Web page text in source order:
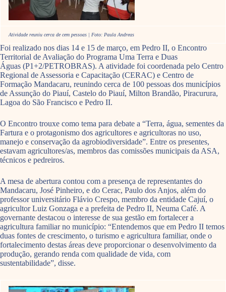
Atividade reuniu cerca de cem pessoas | Foto: Paula Andreas
Foi realizado nos dias 14 e 15 de março, em Pedro II, o Encontro
Territorial de Avaliação do Programa Uma Terra e Duas
Águas (P1+2/PETROBRAS). A atividade foi coordenada pelo Centro
Regional de Assessoria e Capacitação (CERAC) e Centro de
Formação Mandacaru, reunindo cerca de 100 pessoas dos municípios
de Assunção do Piauí, Castelo do Piauí, Milton Brandão, Piracurura,
Lagoa do São Francisco e Pedro II.
O Encontro trouxe como tema para debate a “Terra, água, sementes da
Fartura e o protagonismo dos agricultores e agricultoras no uso,
manejo e conservação da agrobiodiversidade”. Entre os presentes,
estavam agricultores/as, membros das comissões municipais da ASA,
técnicos e pedreiros.
A mesa de abertura contou com a presença de representantes do
Mandacaru, José Pinheiro, e do Cerac, Paulo dos Anjos, além do
professor universitário Flávio Crespo, membro da entidade Cajuí, o
agricultor Luiz Gonzaga e a prefeita de Pedro II, Neuma Café. A
governante destacou o interesse de sua gestão em fortalecer a
agricultura familiar no município: “Entendemos que em Pedro II temos
duas fontes de crescimento, o turismo e agricultura familiar, onde o
fortalecimento destas áreas deve proporcionar o desenvolvimento da
produção, gerando renda com qualidade de vida, com
sustentabilidade”, disse.